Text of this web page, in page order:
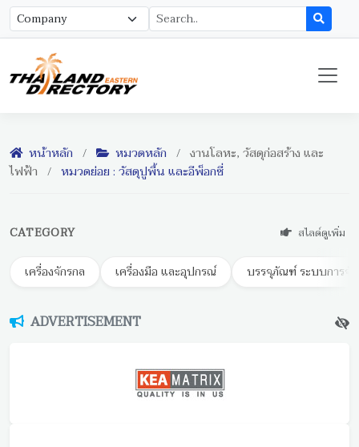
หน้าหลัก / หมวดหลัก / งานโลหะ, วัสดุก่อสร้าง และ
ไฟฟ้า / หมวดย่อย : วัสดุปูพื้น และอีพ็อกซี่
CATEGORY สไลด์ดูเพิ่ม
เครื่องจักรกล เครื่องมือ และอุปกรณ์ บรรจุภัณฑ์ ระบบการจั
ADVERTISEMENT